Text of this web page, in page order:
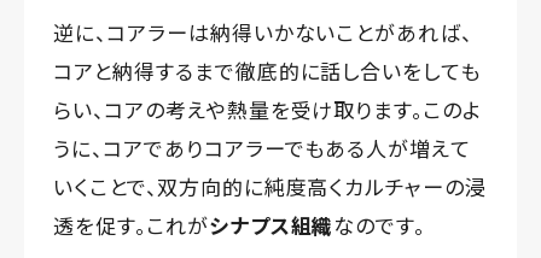
逆に、コアラーは納得いかないことがあれば、
コアと納得するまで徹底的に話し合いをしても
らい、コアの考えや熱量を受け取ります。このよ
うに、コアでありコアラーでもある人が増えて
いくことで、双方向的に純度高くカルチャーの浸
透を促す。これがシナプス組織なのです。